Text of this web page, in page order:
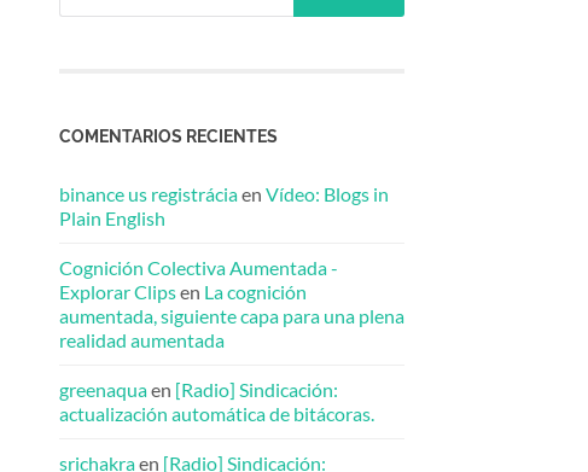
COMENTARIOS RECIENTES
binance us registráciaen Vídeo: Blogs in
Plain English
Cognición Colectiva Aumentada -
Explorar Clipsen La cognición
aumentada, siguiente capa para una plena
realidad aumentada
greenaquaen [Radio] Sindicación:
actualización automática de bitácoras.
srichakraen [Radio] Sindicación: